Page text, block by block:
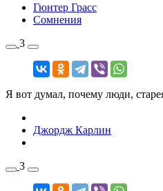
Гюнтер Грасс
Сомнения
3
Я вот думал, почему люди,
Джордж Карлин
3